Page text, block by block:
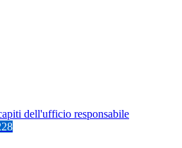
dell'ufficio responsabile